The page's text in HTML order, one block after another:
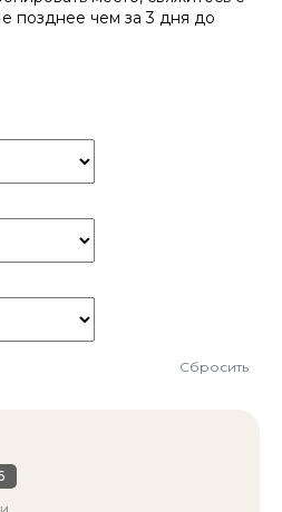
позднее чем за 3 дня до
Сбросить